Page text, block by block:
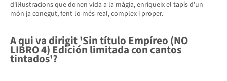
d'il·lustracions que donen vida a la màgia, enriqueix el tapís d'un
món ja conegut, fent-lo més real, complex i proper.
A qui va dirigit 'Sin título Empíreo (NO
LIBRO 4) Edición limitada con cantos
tintados'?